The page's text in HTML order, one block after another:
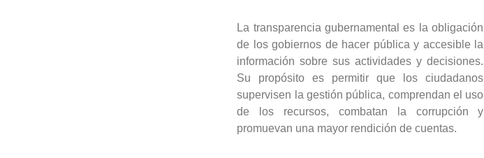
La transparencia gubernamental es la obligación
de los gobiernos de hacer pública y accesible la
información sobre sus actividades y decisiones.
Su propósito es permitir que los ciudadanos
supervisen la gestión pública, comprendan el uso
de los recursos, combatan la corrupción y
promuevan una mayor rendición de cuentas.